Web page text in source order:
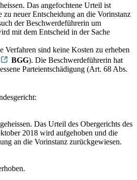
Das angefochtene Urteil ist
zu neuer Entscheidung an die Vorinstanz
der Beschwerdeführerin um
mit dem Entscheid in der Sache
Verfahren sind keine Kosten zu erheben
BGG). Die Beschwerdeführerin hat
Parteientschädigung (Art. 68 Abs.
Das Urteil des Obergerichts des
2018 wird aufgehoben und die
an die Vorinstanz zurückgewiesen.